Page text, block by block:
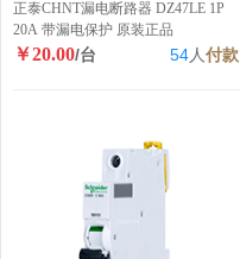
正泰CHNT漏电断路器 DZ47LE 1P
20A 带漏电保护 原装正品
￥20.00/台 54人付款